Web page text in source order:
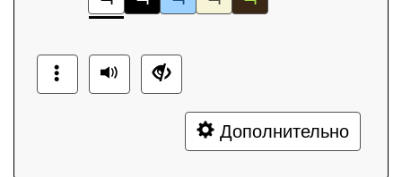
Дополнительно